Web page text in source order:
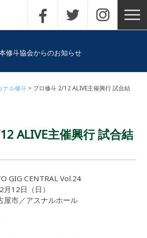
修斗協会からのお知らせ
ナル修斗
プロ修斗 2/12 ALIVE主催興行 試合結
ALIVE主催興行 試合結
GIG CENTRAL Vol.24
月12日（日）
屋市／アスナルホール